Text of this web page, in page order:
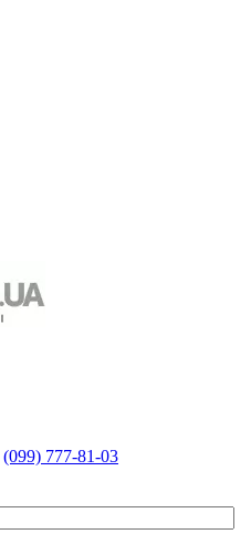
(099) 777-81-03